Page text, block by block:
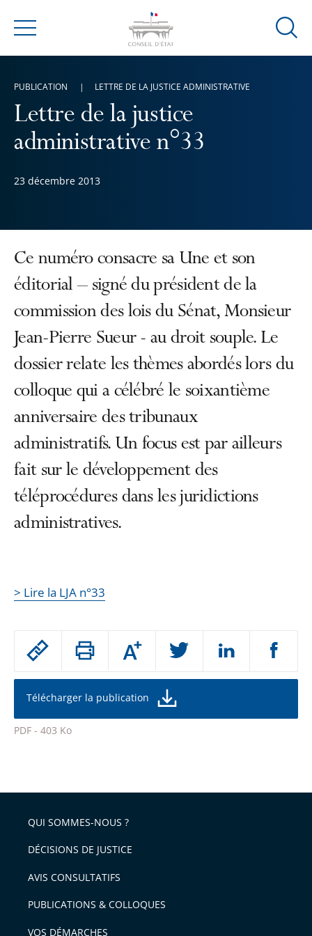
Menu
Ouvrir
Lettre de la justice
administrative n°33
23 décembre 2013
PUBLICATION LETTRE DE LA JUSTICE ADMINISTRATIVE
Passer
partage
de
l'article
pour
Augmenter
ou
la
de
police
Télécharger la publication
PDF - 403 Ko
l'article
pour
avant
Ce numéro consacre sa Une et son
éditorial – signé du président de la
commission des lois du Sénat, Monsieur
Jean-Pierre Sueur - au droit souple. Le
dossier relate les thèmes abordés lors du
colloque qui a célébré le soixantième
anniversaire des tribunaux
administratifs. Un focus est par ailleurs
fait sur le développement des
téléprocédures dans les juridictions
administratives.
> Lire la LJA n°33
QUI SOMMES-NOUS ?
DÉCISIONS DE JUSTICE
AVIS CONSULTATIFS
PUBLICATIONS & COLLOQUES
VOS DÉMARCHES